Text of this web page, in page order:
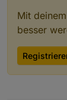
Windböe
Mit
besser